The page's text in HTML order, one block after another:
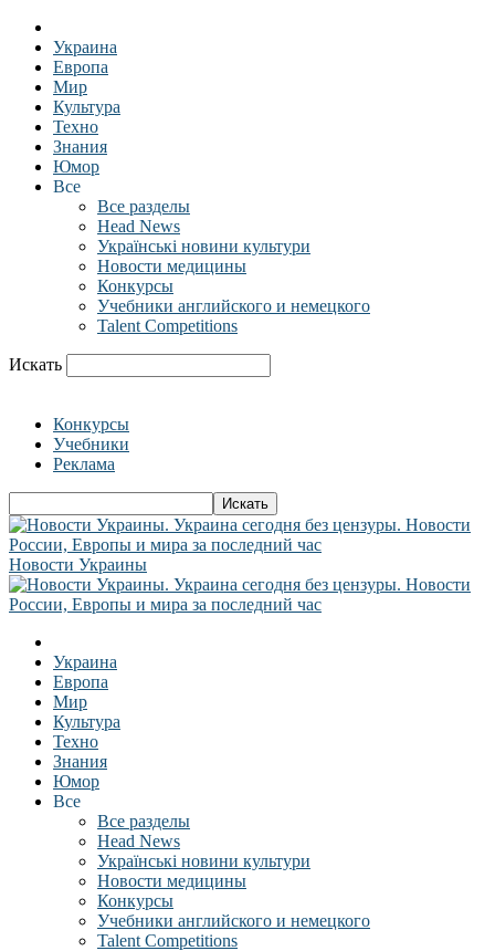
Украина
Европа
Мир
Культура
Техно
Знания
Юмор
Все
Все разделы
Head News
Українські новини культури
Новости медицины
Конкурсы
Учебники английского и немецкого
Talent Competitions
Искать
Конкурсы
Учебники
Реклама
Новости Украины
Украина
Европа
Мир
Культура
Техно
Знания
Юмор
Все
Все разделы
Head News
Українські новини культури
Новости медицины
Конкурсы
Учебники английского и немецкого
Talent Competitions